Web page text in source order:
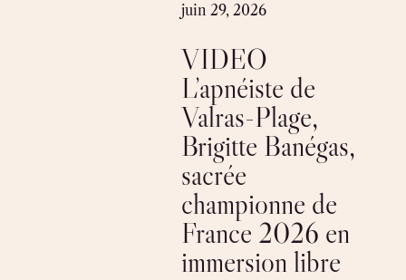
juin 29, 2026
VIDEO
L’apnéiste de
Valras-Plage,
Brigitte Banégas,
sacrée
championne de
France 2026 en
immersion libre